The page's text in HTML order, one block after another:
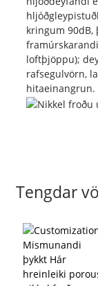
kringum
loftþjöppu);
rafsegulvörn,
hitaeinangrun.
Tengdar